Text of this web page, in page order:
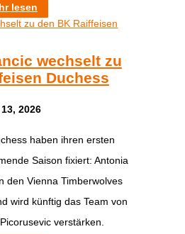
lesen
wechselt zu
Duchess
2026
haben ihren ersten
Saison fixiert: Antonia
den Vienna Timberwolves
wird künftig das Team von
verstärken.